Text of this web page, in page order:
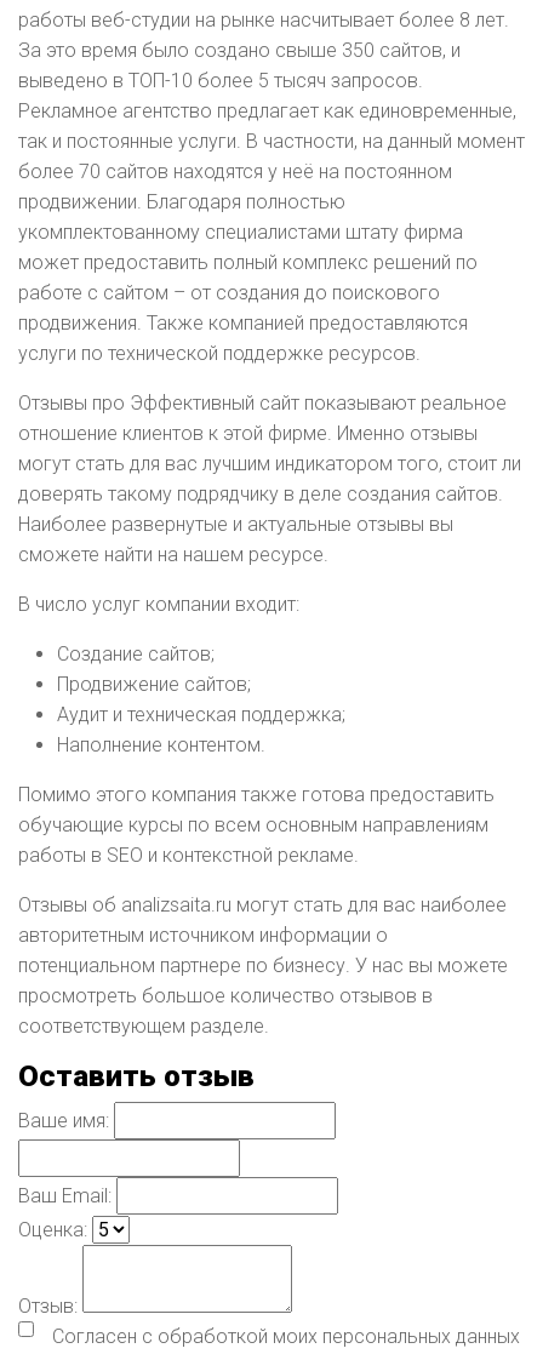
работы веб-студии на рынке насчитывает более 8 лет.
За это время было создано свыше 350 сайтов, и
выведено в ТОП-10 более 5 тысяч запросов.
Рекламное агентство предлагает как единовременные,
так и постоянные услуги. В частности, на данный момент
более 70 сайтов находятся у неё на постоянном
продвижении. Благодаря полностью
укомплектованному специалистами штату фирма
может предоставить полный комплекс решений по
работе с сайтом – от создания до поискового
продвижения. Также компанией предоставляются
услуги по технической поддержке ресурсов.
Отзывы про Эффективный сайт показывают реальное
отношение клиентов к этой фирме. Именно отзывы
могут стать для вас лучшим индикатором того, стоит ли
доверять такому подрядчику в деле создания сайтов.
Наиболее развернутые и актуальные отзывы вы
сможете найти на нашем ресурсе.
В число услуг компании входит:
Создание сайтов;
Продвижение сайтов;
Аудит и техническая поддержка;
Наполнение контентом.
Помимо этого компания также готова предоставить
обучающие курсы по всем основным направлениям
работы в SEO и контекстной рекламе.
Отзывы об analizsaita.ru могут стать для вас наиболее
авторитетным источником информации о
потенциальном партнере по бизнесу. У нас вы можете
просмотреть большое количество отзывов в
соответствующем разделе.
Оставить отзыв
Ваше имя:
Ваш Email:
Оценка:
Отзыв:
Согласен с обработкой моих персональных данных